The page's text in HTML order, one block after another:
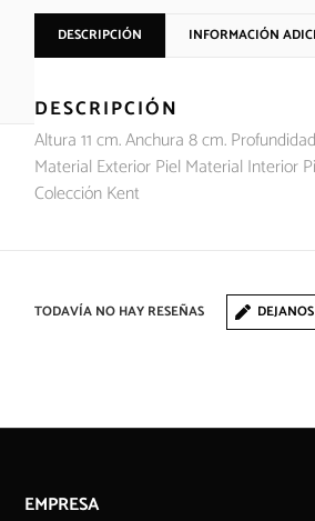
DESCRIPCIÓN INFORMACIÓN
DESCRIPCIÓN
Altura 11 cm. Anchura 8 cm.
Material Exterior Piel Material Interior
Colección Kent
TODAVÍA NO HAY RESEÑAS
EMPRESA